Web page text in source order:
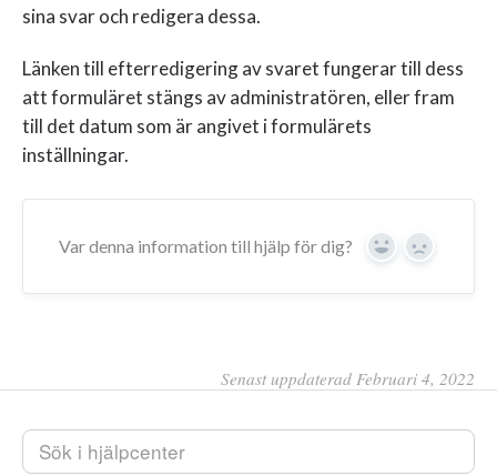
sina svar och redigera dessa.
Länken till efterredigering av svaret fungerar till dess
att formuläret stängs av administratören, eller fram
till det datum som är angivet i formulärets
inställningar.
Var denna information till hjälp för dig? Yes No
Senast uppdaterad Februari 4, 2022